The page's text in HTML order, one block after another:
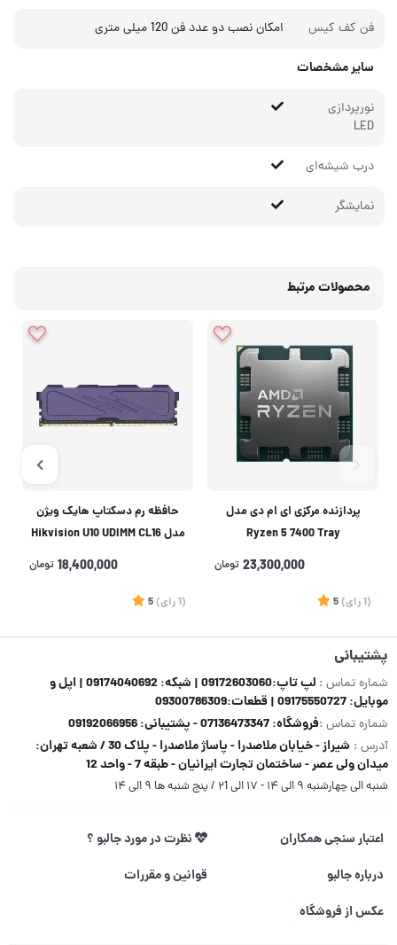
فن کف کیس امکان نصب دو عدد فن 120 میلی متری
سایر مشخصات
نورپردازی
LED
درب شیشه‌ای
نمایشگر
محصولات مرتبط
پردازنده مرکزی ای ام دی مدل
Ryzen 5 7400 Tray
23,300,000 تومان
(1 رای)
5
حافظه رم دسکتاپ هایک ویژن
مدل Hikvision U10 UDIMM CL16
DDR4 3200MHz ظرفیت 16 18,400,000 تومان
(1 رای)
5
پشتیبانی
شماره تماس :
لپ تاپ:09172603060 | شبکه: 09174040692 | اپل و
موبایل: 09175550727 | قطعات:09300786309
شماره تماس :فروشگاه: 07136473347 - پشتیبانی: 09192066956
آدرس :
شیراز - خیابان ملاصدرا - پاساژ ملاصدرا - پلاک 30 / شعبه تهران:
میدان ولی عصر - ساختمان تجارت ایرانیان - طبقه 7 - واحد 12
شنبه الی چهارشنبه ۹ الی ۱۴ - ۱۷ الی ۲1 / پنج شنبه ها ۹ الی ۱۴
اعتبار سنجی همکاران
نظرت در مورد جالبو ؟
درباره جالبو
قوانین و مقررات
عکس از فروشگاه